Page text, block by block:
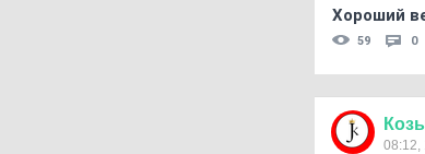
Хороший
59 0
08:12,